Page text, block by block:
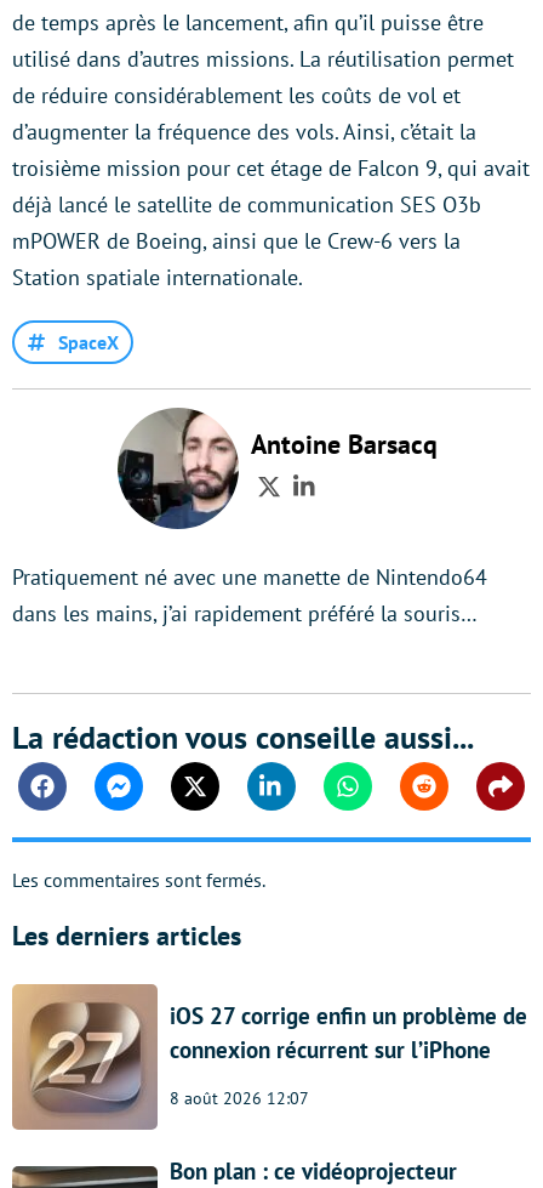
de temps après le lancement, afin qu’il puisse être
utilisé dans d’autres missions. La réutilisation permet
de réduire considérablement les coûts de vol et
d’augmenter la fréquence des vols. Ainsi, c’était la
troisième mission pour cet étage de Falcon 9, qui avait
déjà lancé le satellite de communication SES O3b
mPOWER de Boeing, ainsi que le Crew-6 vers la
Station spatiale internationale.
SpaceX
Antoine Barsacq
TwitterLinkedIn
Pratiquement né avec une manette de Nintendo64
dans les mains, j’ai rapidement préféré la souris…
La rédaction vous conseille aussi...
FacebookMessengerTwitter Linkedin WhatsappReddit
Les commentaires sont fermés.
Les derniers articles
iOS 27 corrige enfin un problème de
connexion récurrent sur l’iPhone
8 août 2026 12:07
Bon plan : ce vidéoprojecteur